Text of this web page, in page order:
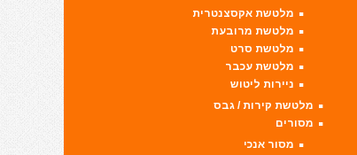
מלטשת אקסצנטרית
מלטשת מרובעת
מלטשת סרט
מלטשת עכבר
ניירות ליטוש
מלטשת קירות / גבס
מסורים
מסור אנכי